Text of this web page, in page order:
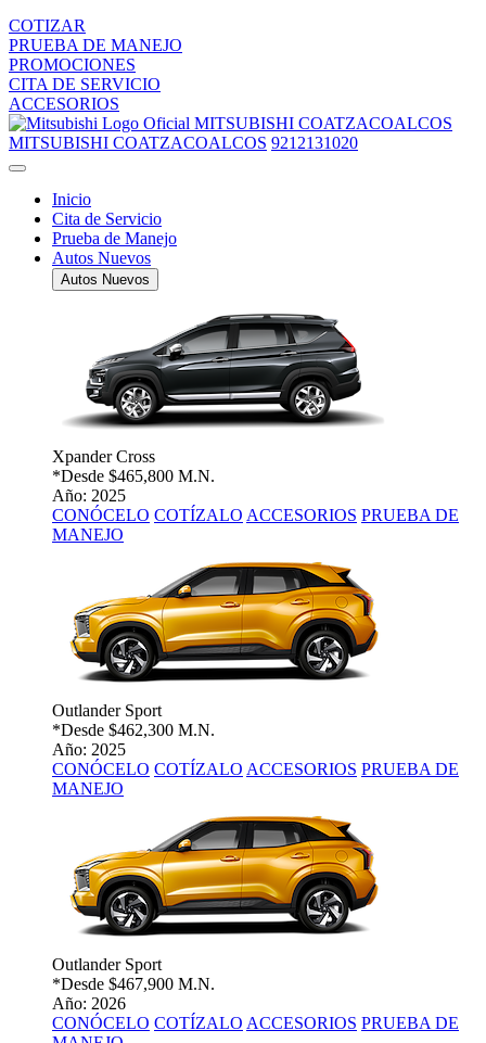
COTIZAR
PRUEBA DE MANEJO
PROMOCIONES
CITA DE SERVICIO
ACCESORIOS
MITSUBISHI COATZACOALCOS
MITSUBISHI COATZACOALCOS 9212131020
Inicio
Cita de Servicio
Prueba de Manejo
Autos Nuevos
Autos Nuevos
Xpander Cross
*Desde $465,800 M.N.
Año: 2025
CONÓCELO COTÍZALO ACCESORIOS PRUEBA DE
MANEJO
Outlander Sport
*Desde $462,300 M.N.
Año: 2025
CONÓCELO COTÍZALO ACCESORIOS PRUEBA DE
MANEJO
Outlander Sport
*Desde $467,900 M.N.
Año: 2026
CONÓCELO COTÍZALO ACCESORIOS PRUEBA DE